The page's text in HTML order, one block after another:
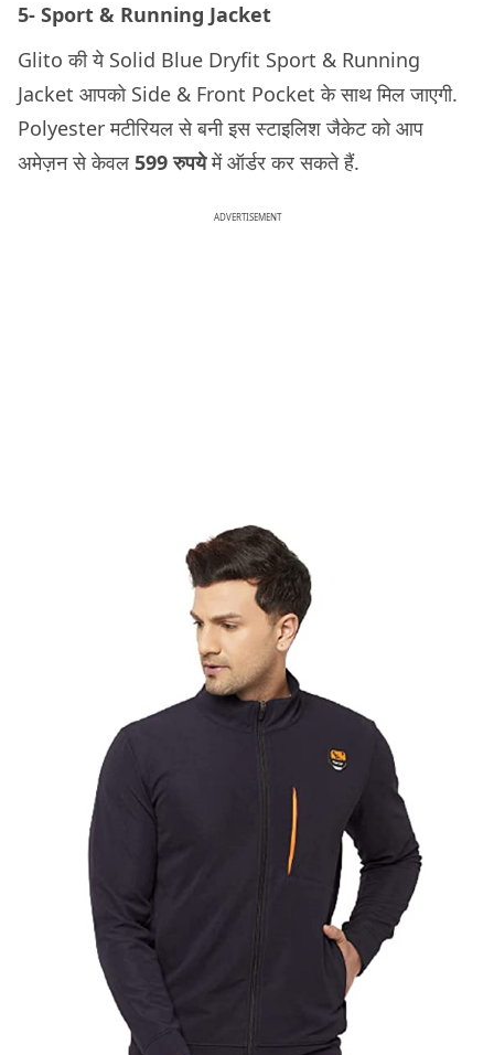
5- Sport & Running Jacket
Glito की ये Solid Blue Dryfit Sport & Running
Jacket आपको Side & Front Pocket के साथ मिल जाएगी.
Polyester मटीरियल से बनी इस स्टाइलिश जैकेट को आप
अमेज़न से केवल 599 रुपयेमें ऑर्डर कर सकते हैं.
ADVERTISEMENT